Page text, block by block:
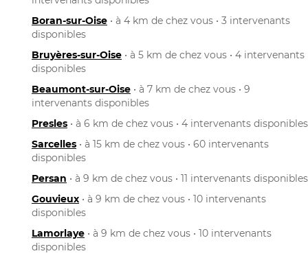
Boran-sur-Oise • à 4 km de chez vous • 3 intervenants
disponibles
Bruyères-sur-Oise • à 5 km de chez vous • 4 intervenants
disponibles
Beaumont-sur-Oise • à 7 km de chez vous • 9
intervenants disponibles
Presles • à 6 km de chez vous • 4 intervenants disponibles
Sarcelles • à 15 km de chez vous • 60 intervenants
disponibles
Persan • à 9 km de chez vous • 11 intervenants disponibles
Gouvieux • à 9 km de chez vous • 10 intervenants
disponibles
Lamorlaye • à 9 km de chez vous • 10 intervenants
disponibles